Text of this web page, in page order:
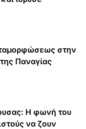
στην
Παναγίας
Η φωνή του
να ζουν